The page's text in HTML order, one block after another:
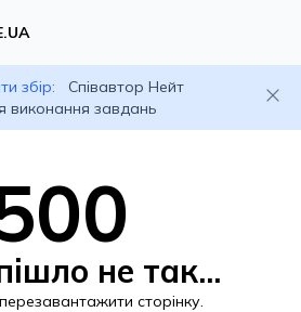
збір:
Співавтор Нейт
виконання завдань
не так...
сторінку.